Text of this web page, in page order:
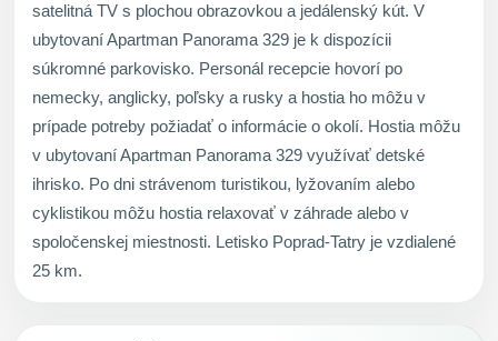
satelitná TV s plochou obrazovkou a jedálenský kút. V
ubytovaní Apartman Panorama 329 je k dispozícii
súkromné parkovisko. Personál recepcie hovorí po
nemecky, anglicky, poľsky a rusky a hostia ho môžu v
prípade potreby požiadať o informácie o okolí. Hostia môžu
v ubytovaní Apartman Panorama 329 využívať detské
ihrisko. Po dni strávenom turistikou, lyžovaním alebo
cyklistikou môžu hostia relaxovať v záhrade alebo v
spoločenskej miestnosti. Letisko Poprad-Tatry je vzdialené
25 km.